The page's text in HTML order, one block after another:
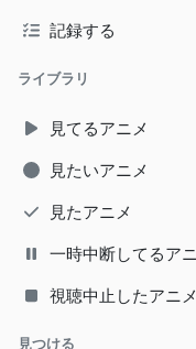
記録する
ライブラリ
見てるアニメ
見たいアニメ
見たアニメ
一時中断してるア
視聴中止したアニメ
見つける